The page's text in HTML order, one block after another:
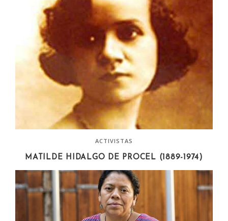
ACTIVISTAS
MATILDE HIDALGO DE PROCEL (1889-1974)